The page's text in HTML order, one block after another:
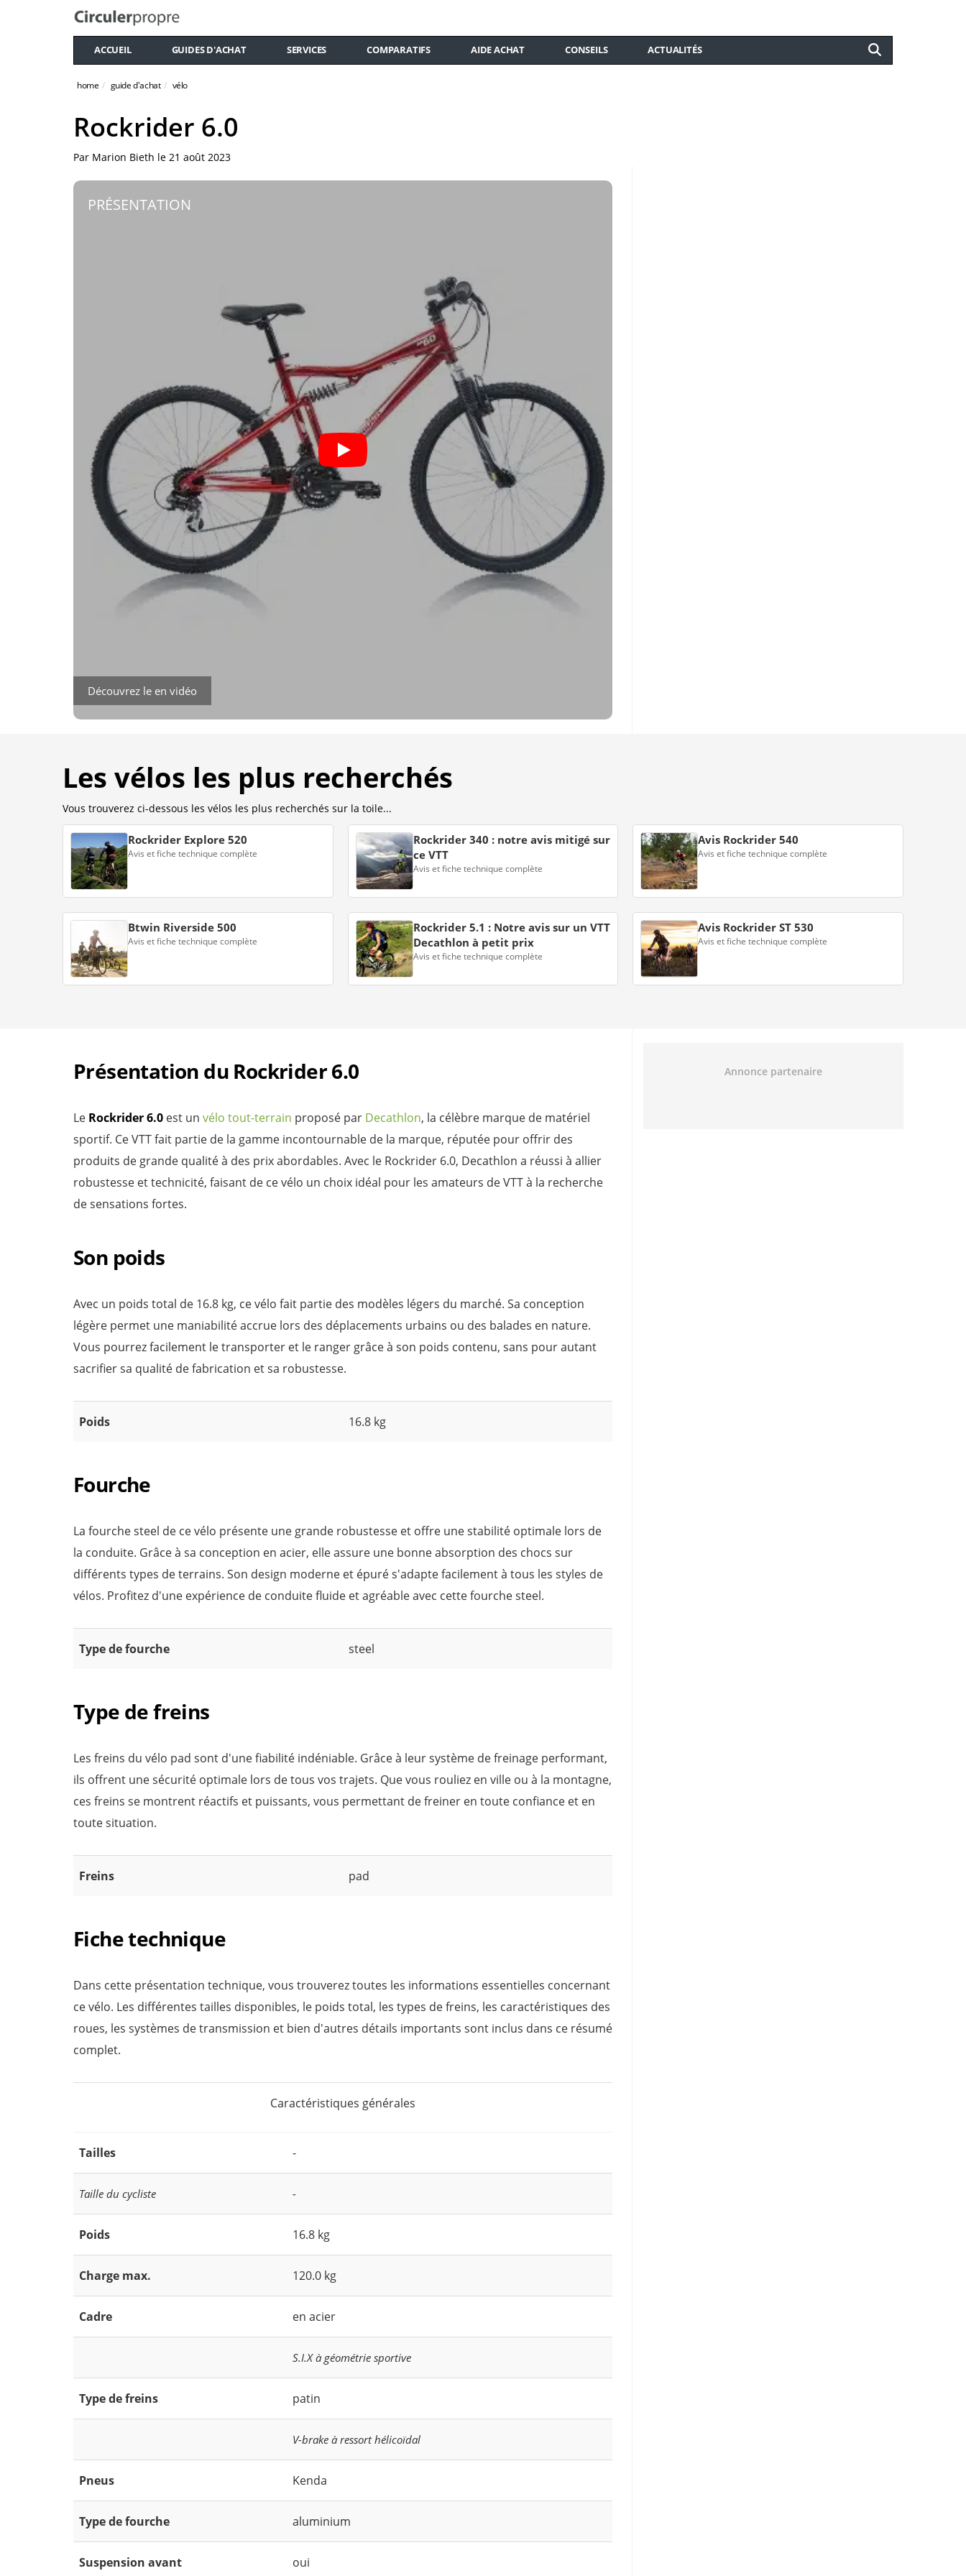
ACCUEIL GUIDES D'ACHAT SERVICES COMPARATIFS AIDE ACHAT CONSEILS ACTUALITÉS
home guide d'achat vélo
Rockrider 6.0
Par Marion Bieth le 21 août 2023
PRÉSENTATION
Découvrez le en vidéo
Les vélos les plus recherchés
Vous trouverez ci-dessous les vélos les plus recherchés sur la toile...
Rockrider Explore 520
Avis et fiche technique complète
Rockrider 340 : notre avis mitigé sur
ce VTT
Avis et fiche technique complète
Avis Rockrider 540
Avis et fiche technique complète
Btwin Riverside 500
Avis et fiche technique complète
Rockrider 5.1 : Notre avis sur un VTT
Decathlon à petit prix
Avis et fiche technique complète
Avis Rockrider ST 530
Avis et fiche technique complète
Présentation du Rockrider 6.0
Le Rockrider 6.0 est un vélo tout-terrain proposé par Decathlon, la célèbre marque de matériel
sportif. Ce VTT fait partie de la gamme incontournable de la marque, réputée pour offrir des
produits de grande qualité à des prix abordables. Avec le Rockrider 6.0, Decathlon a réussi à allier
robustesse et technicité, faisant de ce vélo un choix idéal pour les amateurs de VTT à la recherche
de sensations fortes.
Son poids
Avec un poids total de 16.8 kg, ce vélo fait partie des modèles légers du marché. Sa conception
légère permet une maniabilité accrue lors des déplacements urbains ou des balades en nature.
Vous pourrez facilement le transporter et le ranger grâce à son poids contenu, sans pour autant
sacrifier sa qualité de fabrication et sa robustesse.
Poids 16.8 kg
Fourche
La fourche steel de ce vélo présente une grande robustesse et offre une stabilité optimale lors de
la conduite. Grâce à sa conception en acier, elle assure une bonne absorption des chocs sur
différents types de terrains. Son design moderne et épuré s'adapte facilement à tous les styles de
vélos. Profitez d'une expérience de conduite fluide et agréable avec cette fourche steel.
Type de fourche steel
Type de freins
Les freins du vélo pad sont d'une fiabilité indéniable. Grâce à leur système de freinage performant,
ils offrent une sécurité optimale lors de tous vos trajets. Que vous rouliez en ville ou à la montagne,
ces freins se montrent réactifs et puissants, vous permettant de freiner en toute confiance et en
toute situation.
Freins pad
Fiche technique
Dans cette présentation technique, vous trouverez toutes les informations essentielles concernant
ce vélo. Les différentes tailles disponibles, le poids total, les types de freins, les caractéristiques des
roues, les systèmes de transmission et bien d'autres détails importants sont inclus dans ce résumé
complet.
Caractéristiques générales
Tailles -
Taille du cycliste -
Poids 16.8 kg
Charge max. 120.0 kg
Cadre en acier
S.I.X à géométrie sportive
Type de freins patin
V-brake à ressort hélicoïdal
Pneus Kenda
Type de fourche aluminium
Suspension avant oui
Annonce partenaire